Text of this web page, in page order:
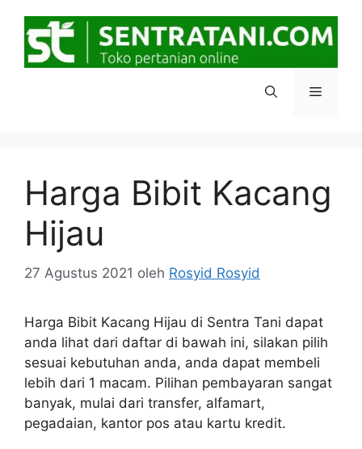
Menu
Harga Bibit Kacang
Hijau
27 Agustus 2021 oleh Rosyid Rosyid
Harga Bibit Kacang Hijau di Sentra Tani dapat
anda lihat dari daftar di bawah ini, silakan pilih
sesuai kebutuhan anda, anda dapat membeli
lebih dari 1 macam. Pilihan pembayaran sangat
banyak, mulai dari transfer, alfamart,
pegadaian, kantor pos atau kartu kredit.